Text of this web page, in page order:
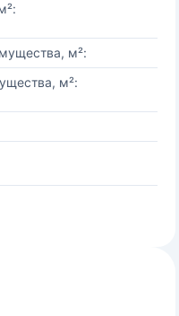
м²:
м²: